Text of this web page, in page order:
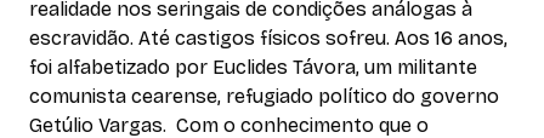
realidade nos seringais de condições análogas à
escravidão. Até castigos físicos sofreu. Aos 16 anos,
foi alfabetizado por Euclides Távora, um militante
comunista cearense, refugiado político do governo
Getúlio Vargas. Com o conhecimento que o